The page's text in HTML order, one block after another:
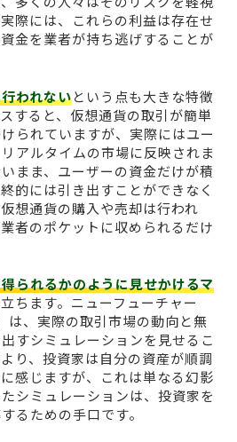
際には、これらの利益は存在せ
金を業者が持ち逃げすることが
われないという点も大きな特徴
すると、仮想通貨の取引が簡単
られていますが、実際にはユー
アルタイムの市場に反映されま
まま、ユーザーの資金だけが積
的には引き出すことができなく
想通貨の購入や売却は行われ
者のポケットに収められるだけ
られるかのように見せかけるマ
ちます。ニューフューチャー
、実際の取引市場の動向と無
すシミュレーションを見せるこ
り、投資家は自分の資産が順調
感じますが、これは単なる幻影
シミュレーションは、投資家を
るための手口です。